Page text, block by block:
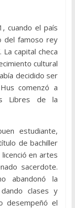
cuando el país
del famoso rey
capital checa
cultural
decidido ser
comenzó a
Libres de la
estudiante,
de bachiller
en artes
sacerdote.
abandonó la
clases y
desempeñó el